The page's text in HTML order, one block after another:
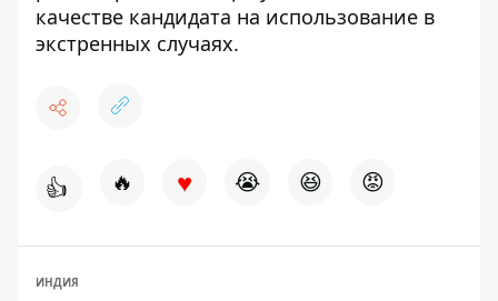
качестве кандидата на использование в
экстренных случаях.
👍 🔥 ♥ 😭 😆 😡
ИНДИЯ